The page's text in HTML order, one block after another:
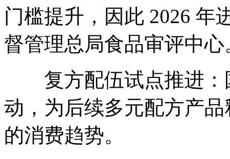
门槛提升，因此 2026 年
督管理总局食品审评中心
复方配伍试点推进：
动，为后续多元配方产
的消费趋势。